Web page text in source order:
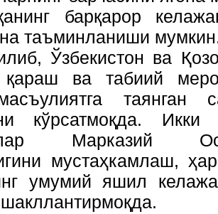
барқарор
таъминланиши
Ўзбекистон ва
қараш ва табиий
таянган
кўрсатмоқда.
Марказий
мустаҳкамлаш,
умумий яшил